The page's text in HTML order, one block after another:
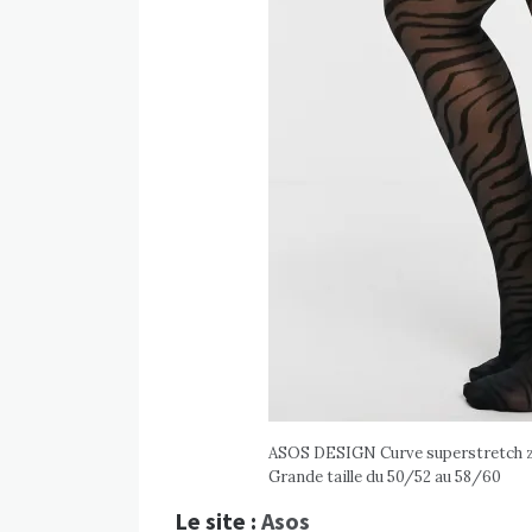
ASOS DESIGN Curve
Grande taille du 50/52 au 58/60
Le site : Asos